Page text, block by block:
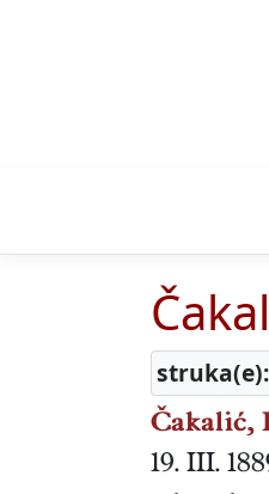
struka(e):
Čakalić,
19. III.